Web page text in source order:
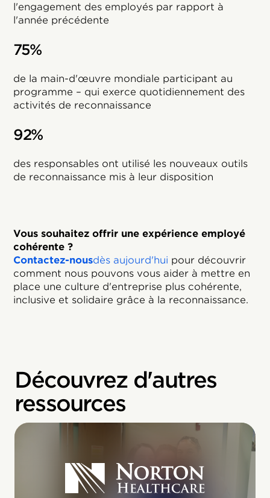
l'engagement des employés par rapport à
l'année précédente
75%
de la main-d'œuvre mondiale participant au
programme – qui exerce quotidiennement des
activités de reconnaissance
92%
des responsables ont utilisé les nouveaux outils
de reconnaissance mis à leur disposition
Vous souhaitez offrir une expérience employé
cohérente ?
‍Contactez-nousdès aujourd'hui pour découvrir
comment nous pouvons vous aider à mettre en
place une culture d'entreprise plus cohérente,
inclusive et solidaire grâce à la reconnaissance.
Découvrez d'autres
ressources